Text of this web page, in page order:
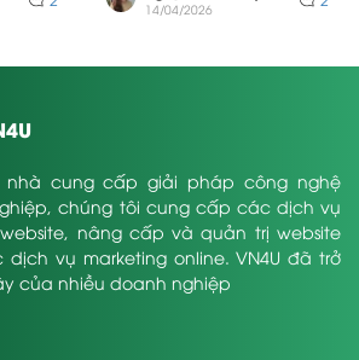
14/04/2026
nhà cung cấp giải pháp công nghệ
chúng tôi cung cấp các dịch vụ
nâng cấp và quản trị website
vụ marketing online. VN4U đã trở
của nhiều doanh nghiệp